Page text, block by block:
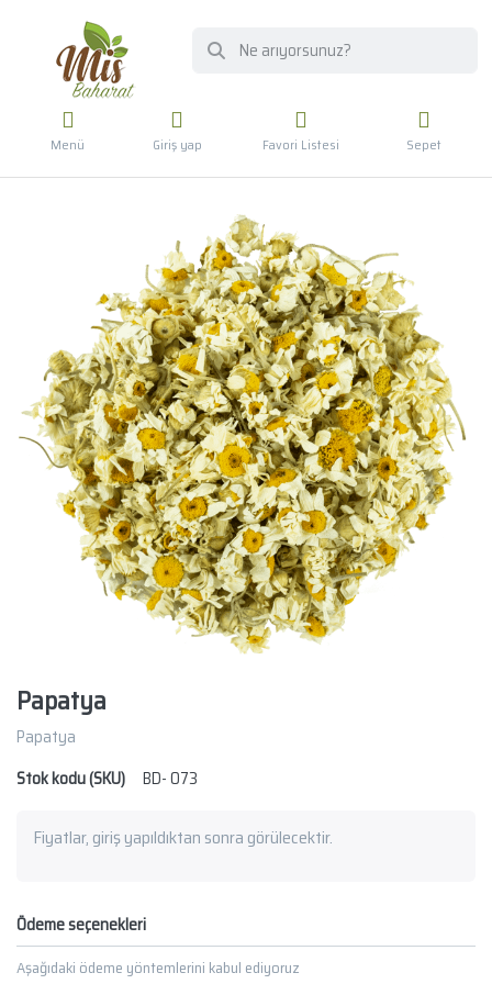
Menü Giriş yap Favori Listesi Sepet
Papatya
Papatya
Stok kodu (SKU)
BD- 073
Fiyatlar, giriş yapıldıktan sonra görülecektir.
Ödeme seçenekleri
Aşağıdaki ödeme yöntemlerini kabul ediyoruz